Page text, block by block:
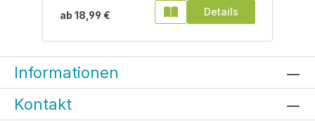
ab 18,99 € Details
Informationen
Kontakt